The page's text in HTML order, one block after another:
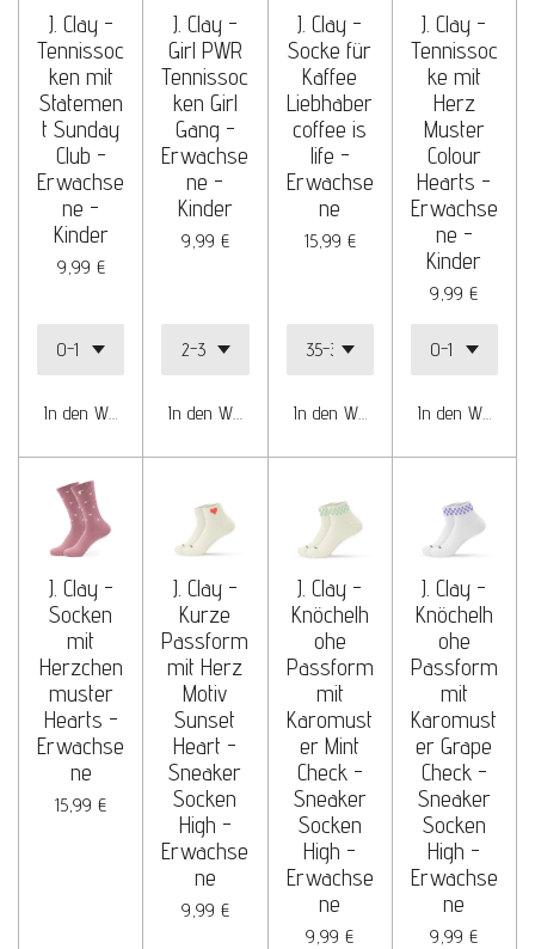
J. Clay -
Tennissoc
ken mit
Statemen
t Sunday
Club -
Erwachse
ne -
Kinder
9,99 €
In den Warenkorb
J. Clay -
Girl PWR
Tennissoc
ken Girl
Gang -
Erwachse
ne -
Kinder
9,99 €
In den Warenkorb
J. Clay -
Socke für
Kaffee
Liebhaber
coffee is
life -
Erwachse
ne
15,99 €
In den Warenkorb
J. Clay -
Tennissoc
ke mit
Herz
Muster
Colour
Hearts -
Erwachse
ne -
Kinder
9,99 €
In den
J. Clay -
Socken
mit
Herzchen
muster
Hearts -
Erwachse
ne
15,99 €
J. Clay -
Kurze
Passform
mit Herz
Motiv
Sunset
Heart -
Sneaker
Socken
High -
Erwachse
ne
9,99 €
J. Clay -
Knöchelh
ohe
Passform
mit
Karomust
er Mint
Check -
Sneaker
Socken
High -
Erwachse
ne
9,99 €
J. Clay -
Knöchelh
ohe
Passform
mit
Karomust
er Grape
Check -
Sneaker
Socken
High -
Erwachse
ne
9,99 €